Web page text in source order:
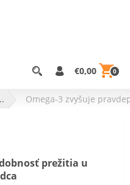
€0,00 0
Omega-3 zvyšuje
prežitia u